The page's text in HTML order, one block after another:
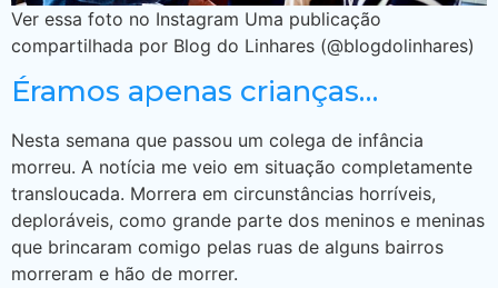
Ver essa foto no Instagram Uma publicação
compartilhada por Blog do Linhares (@blogdolinhares)
Éramos apenas crianças…
Nesta semana que passou um colega de infância
morreu. A notícia me veio em situação completamente
transloucada. Morrera em circunstâncias horríveis,
deploráveis, como grande parte dos meninos e meninas
que brincaram comigo pelas ruas de alguns bairros
morreram e hão de morrer.